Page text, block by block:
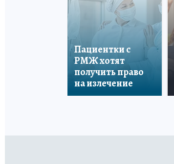
Пациентки с
РМЖ хотят
получить право
на излечение